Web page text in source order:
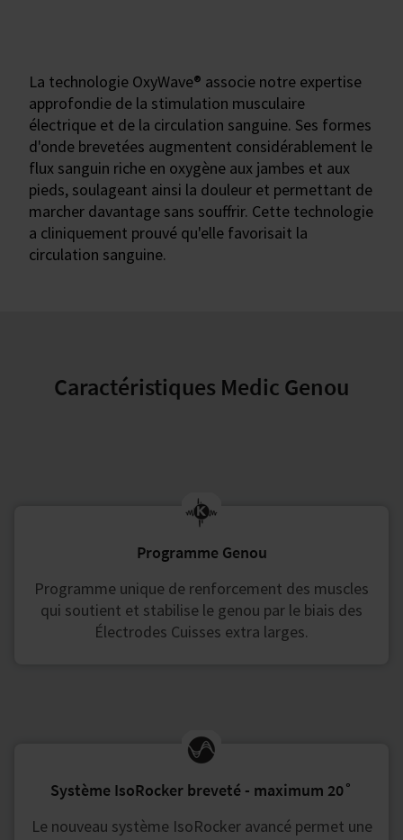
La technologie OxyWave® associe notre expertise
approfondie de la stimulation musculaire
électrique et de la circulation sanguine. Ses formes
d'onde brevetées augmentent considérablement le
flux sanguin riche en oxygène aux jambes et aux
pieds, soulageant ainsi la douleur et permettant de
marcher davantage sans souffrir. Cette technologie
a cliniquement prouvé qu'elle favorisait la
circulation sanguine.
Caractéristiques Medic Genou
Programme Genou
Programme unique de renforcement des muscles
qui soutient et stabilise le genou par le biais des
Électrodes Cuisses extra larges.
Système IsoRocker breveté - maximum 20˚
Le nouveau système IsoRocker avancé permet une